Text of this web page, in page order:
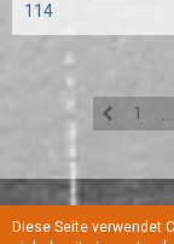
114
1
Diese Seite verwendet